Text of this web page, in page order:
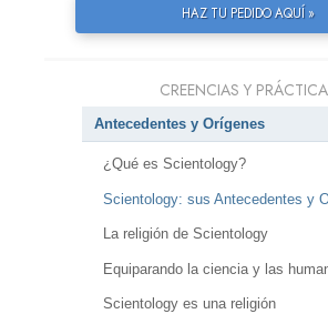
HAZ TU PEDIDO AQUÍ »
CREENCIAS Y
Antecedentes y Orígenes
¿Qué es Scientology?
Scientology: sus Antecedentes y
La religión de Scientology
Equiparando la ciencia y las
Scientology es una religión